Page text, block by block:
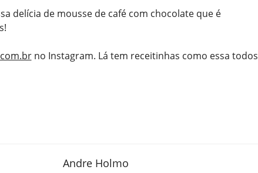
delícia de mousse de café com chocolate que é
no Instagram. Lá tem receitinhas como essa todos
Andre Holmo